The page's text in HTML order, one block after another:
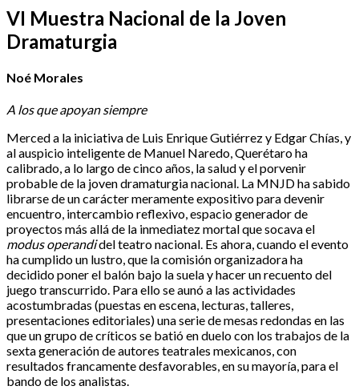
VI Muestra Nacional de la Joven
Dramaturgia
Noé Morales
A los que apoyan siempre
Merced a la iniciativa de Luis Enrique Gutiérrez y Edgar Chías, y
al auspicio inteligente de Manuel Naredo, Querétaro ha
calibrado, a lo largo de cinco años, la salud y el porvenir
probable de la joven dramaturgia nacional. La MNJD ha sabido
librarse de un carácter meramente expositivo para devenir
encuentro, intercambio reflexivo, espacio generador de
proyectos más allá de la inmediatez mortal que socava el
modus operandidel teatro nacional. Es ahora, cuando el evento
ha cumplido un lustro, que la comisión organizadora ha
decidido poner el balón bajo la suela y hacer un recuento del
juego transcurrido. Para ello se aunó a las actividades
acostumbradas (puestas en escena, lecturas, talleres,
presentaciones editoriales) una serie de mesas redondas en las
que un grupo de críticos se batió en duelo con los trabajos de la
sexta generación de autores teatrales mexicanos, con
resultados francamente desfavorables, en su mayoría, para el
bando de los analistas.